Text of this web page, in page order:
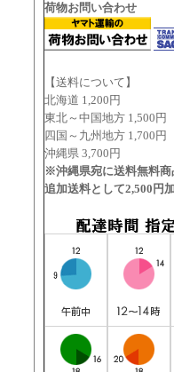
荷物お問い合わせ
【送料について】
北海道 1,200円
東北～中国地方 1,500円
四国～九州地方 1,700円
沖縄県 3,700円
※沖縄県宛に送料無料
追加送料として2,500円